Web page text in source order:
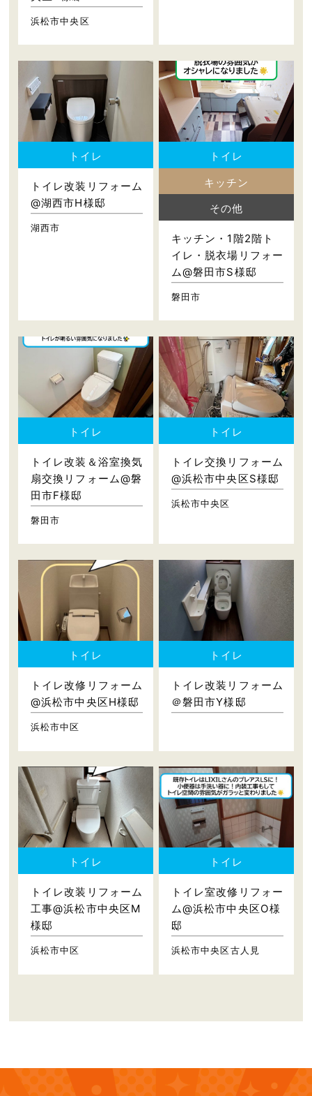
浜松市中央区
トイレ
トイレ改装リフォーム
@湖西市H様邸
湖西市
トイレ
キッチン
その他
キッチン・1階2階ト
イレ・脱衣場リフォー
ム@磐田市S様邸
磐田市
トイレ
トイレ改装＆浴室換気
扇交換リフォーム@磐
田市F様邸
磐田市
トイレ
トイレ交換リフォーム
@浜松市中央区S様邸
浜松市中央区
トイレ
トイレ改修リフォーム
@浜松市中央区H様邸
浜松市中区
トイレ
トイレ改装リフォーム
＠磐田市Y様邸
トイレ
トイレ改装リフォーム
工事@浜松市中央区M
様邸
浜松市中区
トイレ
トイレ室改修リフォー
ム@浜松市中央区O様
邸
浜松市中央区古人見